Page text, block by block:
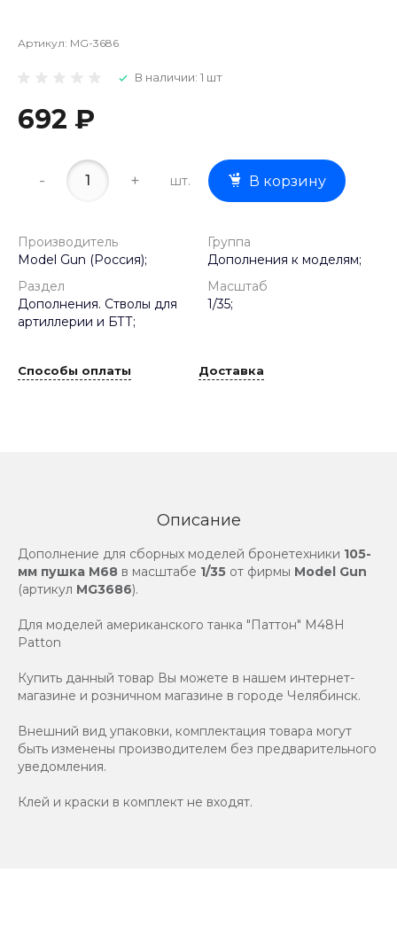
Артикул: MG-3686
В наличии: 1 шт
692 ₽
- + шт. В корзину
Производитель
Model Gun (Россия);
Группа
Дополнения к моделям;
Раздел
Дополнения. Стволы для
артиллерии и БТТ;
Масштаб
1/35;
Способы оплаты Доставка
Описание
Дополнение для сборных моделей бронетехники 105-
мм пушка M68 в масштабе 1/35 от фирмы Model Gun
(артикул MG3686).
Для моделей американского танка "Паттон" M48H
Patton
Купить данный товар Вы можете в нашем интернет-
магазине и розничном магазине в городе Челябинск.
Внешний вид упаковки, комплектация товара могут
быть изменены производителем без предварительного
уведомления.
Клей и краски в комплект не входят.